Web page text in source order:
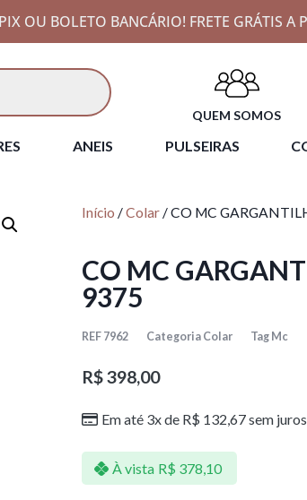
OU BOLETO BANCÁRIO! FRETE GRÁTIS A
QUEM SOMOS
ANEIS PULSEIRAS
Início /Colar / CO MC
CO MC
9375
REF 7962 Categoria Colar Tag Mc
R$398,00
Em até 3x de R$ 132,67sem juros
À vista R$ 378,10